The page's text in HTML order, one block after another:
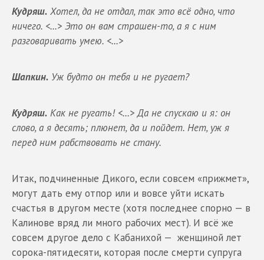
Кудряш. Хотел, да не отдал, так это всё одно, что
ничего. <...> Это он вам страшен-то, а я с ним
разговаривать умею. <...>
Шапкин. Уж будто он тебя и не ругает?
Кудряш. Как не ругать! <...> Да не спускаю и я: он
слово, а я десять; плюнет, да и пойдет. Нет, уж я
перед ним рабствовать не стану.
Итак, подчиненные Дикого, если совсем «прижмет»,
могут дать ему отпор или и вовсе уйти искать
счастья в другом месте (хотя последнее спорно — в
Калинове вряд ли много рабочих мест). И всё же
совсем другое дело с Кабанихой — женщиной лет
сорока-пятидесяти, которая после смерти супруга